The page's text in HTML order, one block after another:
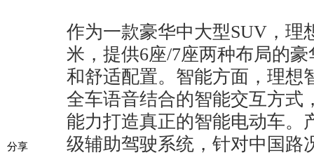
分享
作为一款豪华中大型SUV，理
米，提供6座/7座两种布局的
和舒适配置。智能方面，理想
全车语音结合的智能交互方式
能力打造真正的智能电动车。
级辅助驾驶系统，针对中国路